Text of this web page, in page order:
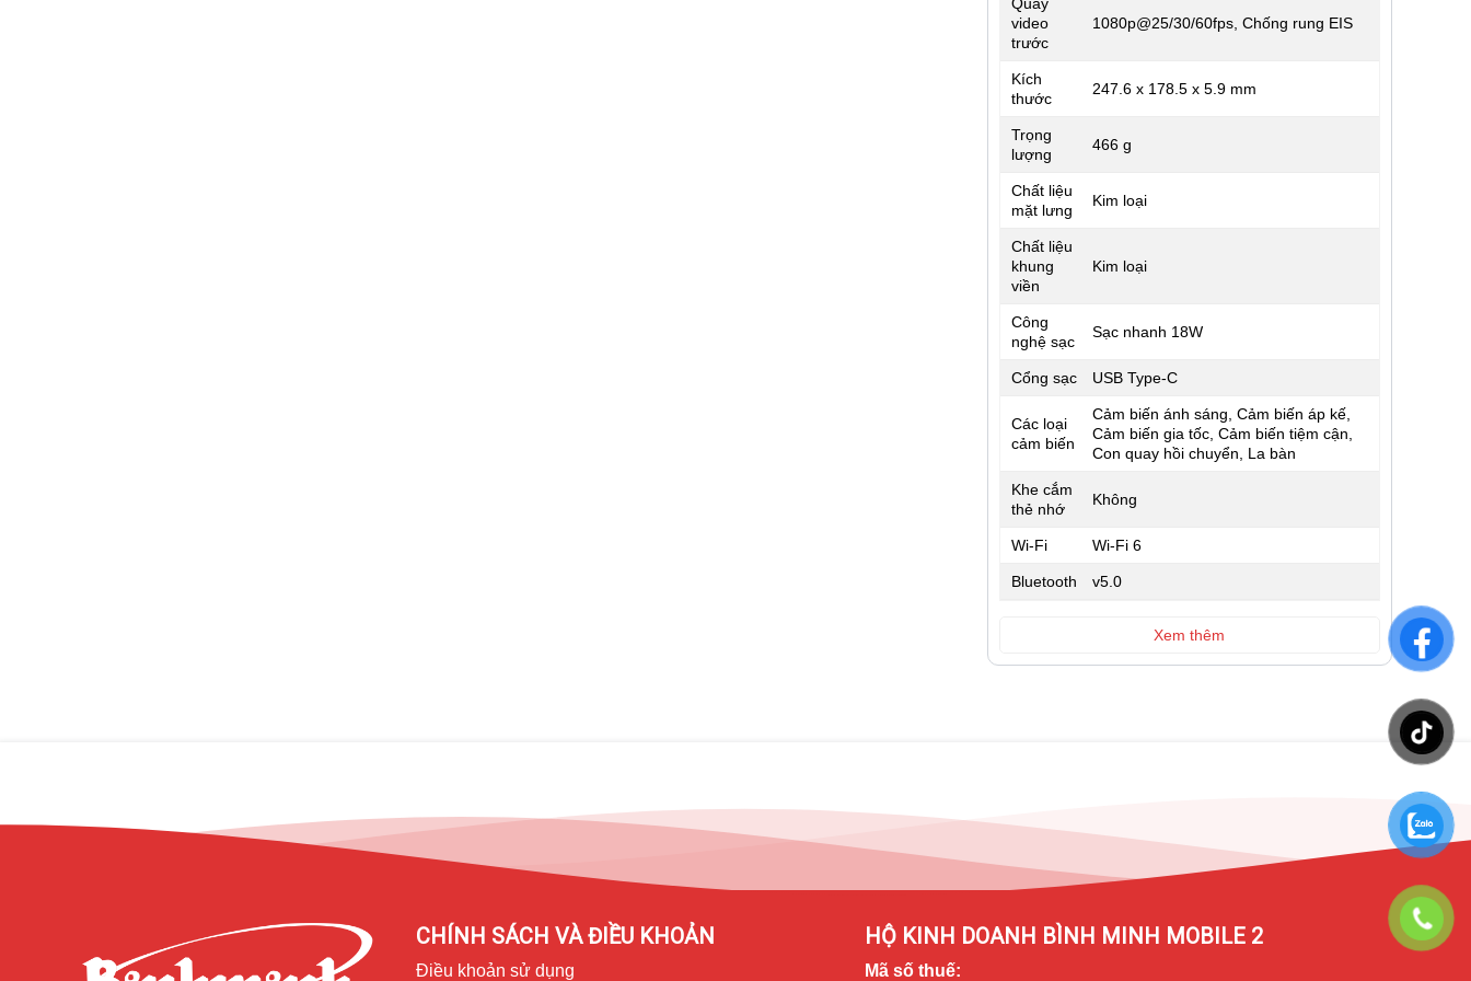
trang, kích hoạt FaceTime ngay từ Safari. Ngoài ra, khả năng hỗ trợ truyền tải dữ liệu lên đến 40Gps, trích xuất dữ liệu hình
ảnh 6K tới màn hình ngoài, mở ra những tính năng làm việc chuyên nghiệp thực sự.
video
trước
1080p@25/30/60fps, Chống rung EIS
Kích
thước
247.6 x 178.5 x 5.9 mm
Trọng
lượng
466 g
Chất liệu
mặt lưng
Kim loại
Chất liệu
khung
viền
Kim loại
Công
nghệ sạc
Sạc nhanh 18W
Cổng sạc USB Type-C
Các loại
cảm biến
Cảm biến ánh sáng, Cảm biến áp kế,
Cảm biến gia tốc, Cảm biến tiệm cận,
Con quay hồi chuyển, La bàn
Khe cắm
thẻ nhớ
Không
Wi-Fi Wi-Fi 6
Bluetooth v5.0
Xem thêm
CHÍNH SÁCH VÀ ĐIỀU KHOẢN
Điều khoản sử dụng
HỘ KINH DOANH BÌNH MINH MOBILE 2
Mã số thuế: